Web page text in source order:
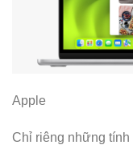
Apple
Chỉ riêng những